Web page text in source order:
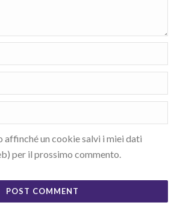
affinché un cookie salvi i miei dati
per il prossimo commento.